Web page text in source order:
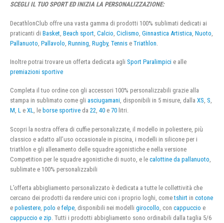
SCEGLI IL TUO SPORT ED INIZIA LA PERSONALIZZAZIONE:
DecathlonClub offre una vasta gamma di prodotti 100% sublimati dedicati ai
praticanti di Basket Beach sport Calcio Ciclismo Ginnastica Artistica Nuoto
Pallanuoto Pallavolo Running Rugby, Tennis e Triathlon
Inoltre potrai trovare un offerta dedicata agli Sport Paralimpici e alle
premiazioni sportive
Completa il tuo ordine con gli accessori 100% personalizzabili grazie alla
stampa in sublimato come gli asciugamani, disponibili in 5 misure, dalla XS, S,
M, L e XL, le borse sportive da 22, 40 e 70 litri.
Scopri la nostra offera di cuffie personalizzate, il modello in poliestere, più
classico e adatto all’uso occasionale in piscina, i modelli in silicone per i
triathlon e gli allenamento delle squadre agonistiche e nella versione
Competition per le squadre agonistiche di nuoto, e le calottine da pallanuoto
sublimate e 100% personalizzabili
L’offerta abbigliamento personalizzato è dedicata a tutte le collettività che
cercano dei prodotti da rendere unici con i proprio loghi, cometshirt in cotone
e poliestere polo e felpe , disponibili nei modelli girocollo , con cappuccio e
cappuccio e zip . Tutti i prodotti abbigliamento sono ordinabili dalla taglia 5/6